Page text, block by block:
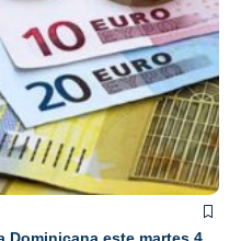
Dominicana este martes 4